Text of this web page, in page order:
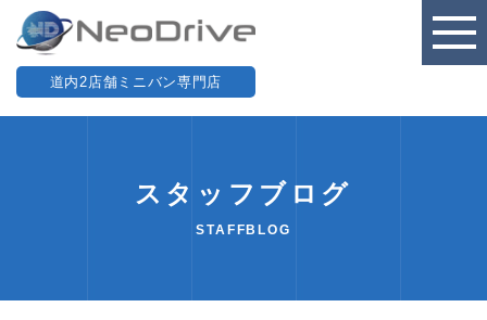
道内2店舗ミニバン専門店
スタッフブログ
STAFFBLOG